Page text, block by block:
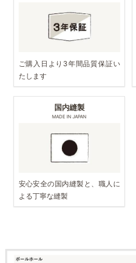
ご購入日より3年間品質保証い
たします
国内縫製
MADE IN JAPAN
安心安全の国内縫製と、職人に
よる丁寧な縫製